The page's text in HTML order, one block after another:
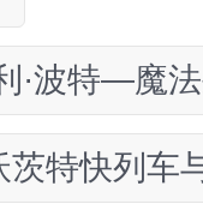
·波特—魔
茨特快列车